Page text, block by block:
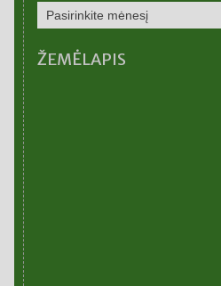
NAUJIENŲ
ARCHYVAS
ŽEMĖLAPIS